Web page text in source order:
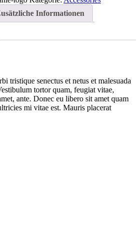
Informationen
tristique senectus et netus et malesuada
tortor quam, feugiat vitae,
ante. Donec eu libero sit amet quam
mi vitae est. Mauris placerat